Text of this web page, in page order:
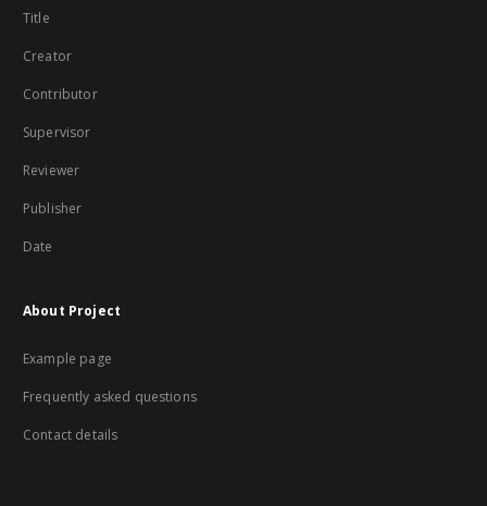
Title
Creator
Contributor
Supervisor
Reviewer
Publisher
Date
About Project
Example page
Frequently asked questions
Contact details